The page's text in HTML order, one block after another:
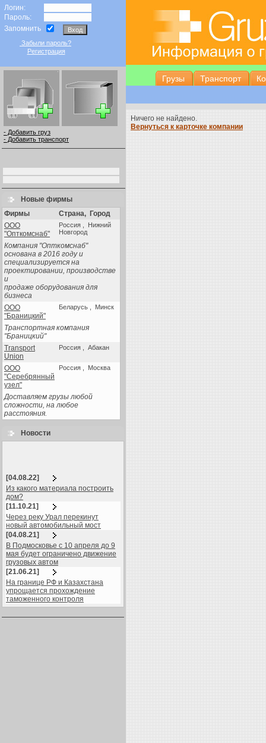
Логин:
Пароль:
Запомнить
Забыли пароль?
Регистрация
- Добавить груз
- Добавить транспорт
Новые фирмы
Фирмы
Страна, Город
ООО
"Опткомснаб"
Россия , Нижний
Новгород
Компания "Опткомснаб"
основана в 2016 году и
специализируется на
проектировании, производстве
и
продаже оборудования для
бизнеса
ООО
"Браницкий"
Беларусь , Минск
Транспортная компания
"Браницкий"
Transport
Union
Россия , Абакан
ООО
"Серебрянный
узел"
Россия , Москва
Доставляем грузы любой
сложности, на любое
расстояния.
Новости
[04.08.22]
Из какого материала построить
дом?
[11.10.21]
Через реку Урал перекинут
новый автомобильный мост
[04.08.21]
В Подмосковье с 10 апреля до 9
мая будет ограничено движение
грузовых автом
[21.06.21]
На границе РФ и Казахстана
упрощается прохождение
таможенного контроля
Грузы Транспорт
Ничего не найдено.
Вернуться к карточке компании